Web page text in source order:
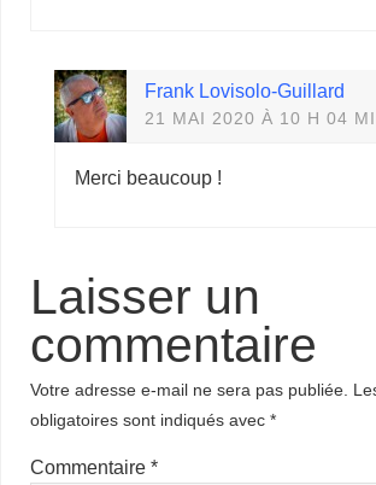
Frank Lovisolo-Guillard
21 MAI 2020 À 10 H 04
Merci beaucoup !
Laisser un
commentaire
Votre adresse e-mail ne sera pas publiée.
obligatoires sont indiqués avec*
Commentaire*